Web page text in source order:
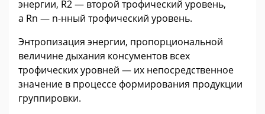
энергии, R2 — второй трофический уровень,
а Rn — n-нный трофический уровень.
Энтропизация энергии, пропорциональной
величине дыхания консументов всех
трофических уровней — их непосредственное
значение в процессе формирования продукции
группировки.